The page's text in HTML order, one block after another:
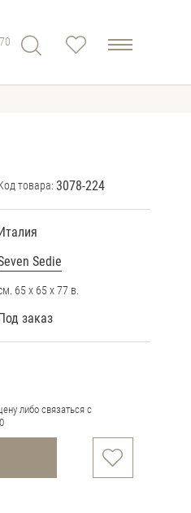
товара:3078-224
Италия
Sedie
65 х 65 х 77 в.
Под заказ
либо связаться с